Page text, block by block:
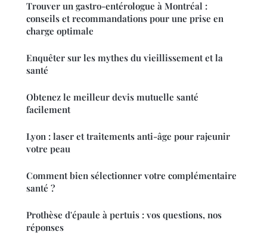
Trouver un gastro-entérologue à Montréal :
conseils et recommandations pour une prise en
charge optimale
Enquêter sur les mythes du vieillissement et la
santé
Obtenez le meilleur devis mutuelle santé
facilement
Lyon : laser et traitements anti-âge pour rajeunir
votre peau
Comment bien sélectionner votre complémentaire
santé ?
Prothèse d'épaule à pertuis : vos questions, nos
réponses